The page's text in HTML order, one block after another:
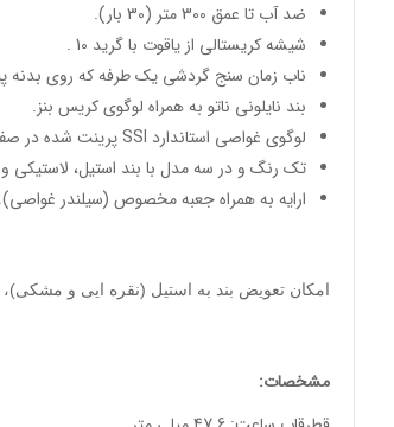
ضد آب تا عمق 300 متر (30 بار).
شیشه کریستالی از یاقوت با گرید 10 .
ناب زمان سنج گردشی یک طرفه که روی بدنه
بند نایلونی ناتو به همراه لوگوی کریس بنز.
لوگوی غواصی استاندارد SSI پرینت شده در صفحه.
تک رنگ و در سه مدل با بند استیل، لاستیکی و
ارایه به همراه جعبه مخصوص (سیلندر غواصی).
امکان تعویض بند به استیل (نقره ایی و مشکی)،
مشخصات: